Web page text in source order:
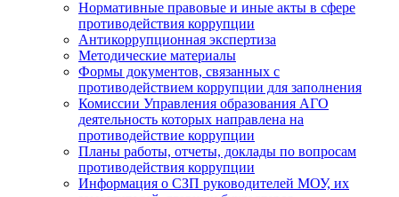
Нормативные правовые и иные акты в сфере
противодействия коррупции
Антикоррупционная экспертиза
Методические материалы
Формы документов, связанных с
противодействием коррупции для заполнения
Комиссии Управления образования АГО
деятельность которых направлена на
противодействие коррупции
Планы работы, отчеты, доклады по вопросам
противодействия коррупции
Информация о СЗП руководителей МОУ, их